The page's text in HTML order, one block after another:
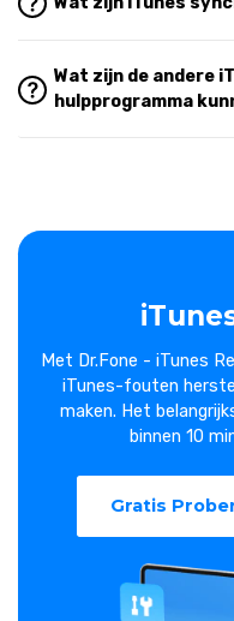
Wat zijn de andere
hulpprogramma
Met Dr.Fone - iTunes
iTunes-fouten
maken. Het
binnen 10
Gratis